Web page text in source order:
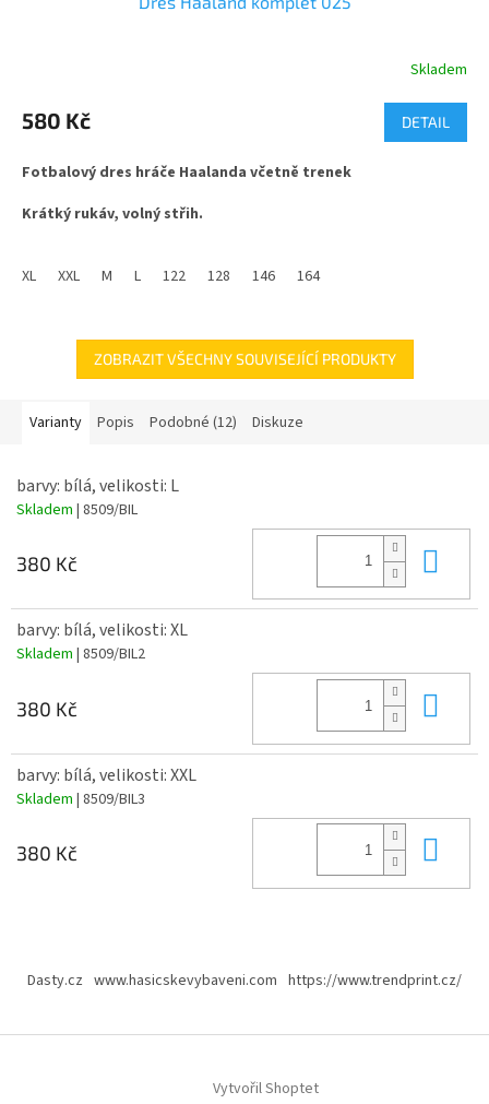
produktu
je
z
hvězdiček.
Skladem
580 Kč DETAIL
Fotbalový dres hráče Haalanda včetně trenek
Krátký rukáv, volný střih.
změkčující složky mesh. Vhodné pro sport i běžné nošení.
XL XXL M L 122 128 146 164
ZOBRAZIT VŠECHNY SOUVISEJÍCÍ PRODUKTY
Varianty Popis Podobné (12) Diskuze
barvy: bílá, velikosti: L
Skladem | 8509/BIL
380 Kč
barvy: bílá, velikosti: XL
Skladem | 8509/BIL2
380 Kč
barvy: bílá, velikosti: XXL
Skladem | 8509/BIL3
380 Kč
Dasty.cz www.hasicskevybaveni.com https://www.trendprint.cz/
Vytvořil Shoptet